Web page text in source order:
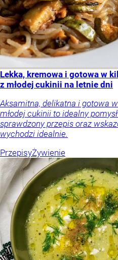
Lekka, kremowa i gotowa w
z młodej cukinii na letnie dni
Aksamitna, delikatna i gotowa
młodej cukinii to idealny
sprawdzony przepis oraz
wychodzi idealnie.
PrzepisyŻywienie